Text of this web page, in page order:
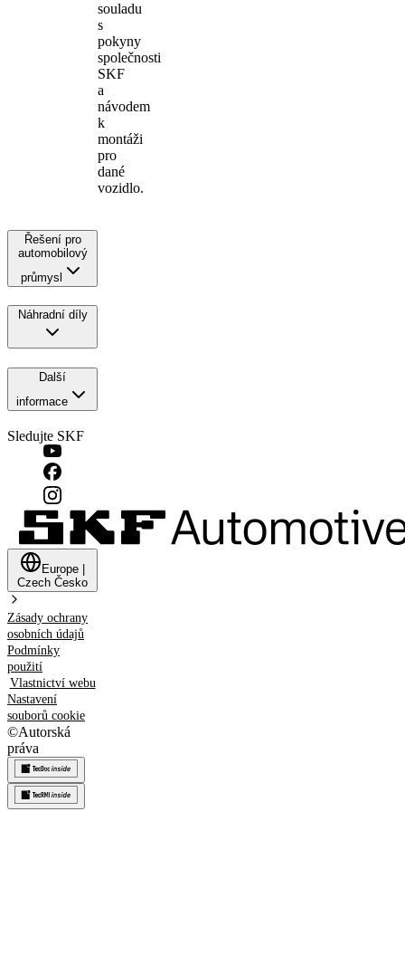
souladu
s
pokyny
společnosti
SKF
a
návodem
k
montáži
pro
dané
vozidlo.
Řešení pro
automobilový
průmysl
Náhradní díly
Další
informace
Sledujte SKF
Europe
Czech Česko
Zásady ochrany
osobních údajů
Podmínky
použití
Vlastnictví webu
Nastavení
souborů cookie
©Autorská
práva